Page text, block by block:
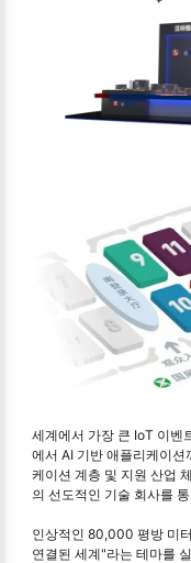
세계에서 가장 큰 IoT 이벤
에서 AI 기반 애플리케이션
케이션 계층 및 지원 산업
의 선도적인 기술 회사를
인상적인 80,000 평방 미
연결된 세계"라는 테마를